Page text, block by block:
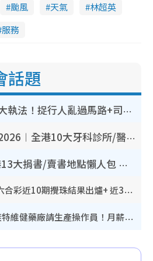
颱風 天氣
林超英
服務
話題
警方即日起全港大執法！捉行人亂過馬路+司機不專注駕駛！亂過馬路罰$2000
洗牙平靚正推介2026︱全港10大牙科診所/醫院懶人包 夜診至8點/鎮靜潔牙/醫療券適用
捐書2026︱全港13大捐書/賣書地點懶人包 二手課本最高$150＋舊書換免費咖啡/戲票
六合彩攪珠結果 | 六合彩近10期攪珠結果出爐+ 近30期最旺熱門中獎號碼
筍工招聘2026｜萊特維健藥廠請生產操作員！月薪高達$1.7萬 冷氣廠房/五天工作/保證雙糧